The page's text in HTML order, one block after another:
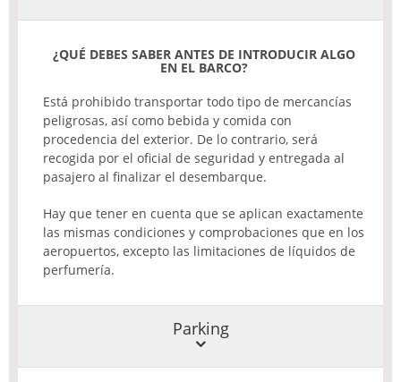
¿QUÉ DEBES SABER ANTES DE INTRODUCIR ALGO
EN EL BARCO?
Está prohibido transportar todo tipo de mercancías
peligrosas, así como bebida y comida con
procedencia del exterior. De lo contrario, será
recogida por el oficial de seguridad y entregada al
pasajero al finalizar el desembarque.
Hay que tener en cuenta que se aplican exactamente
las mismas condiciones y comprobaciones que en los
aeropuertos, excepto las limitaciones de líquidos de
perfumería.
Parking